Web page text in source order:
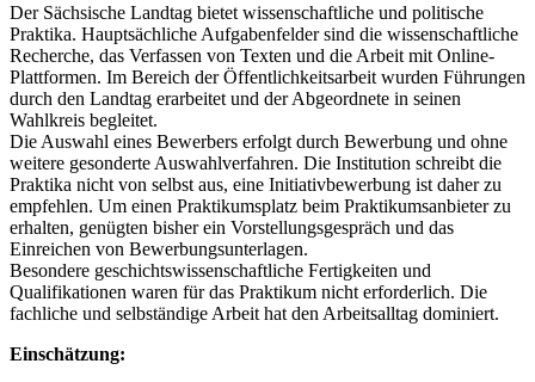
Der Sächsische Landtag bietet wissenschaftliche und politische
Praktika. Hauptsächliche Aufgabenfelder sind die wissenschaftliche
Recherche, das Verfassen von Texten und die Arbeit mit Online-
Plattformen. Im Bereich der Öffentlichkeitsarbeit wurden Führungen
durch den Landtag erarbeitet und der Abgeordnete in seinen
Wahlkreis begleitet.
Die Auswahl eines Bewerbers erfolgt durch Bewerbung und ohne
weitere gesonderte Auswahlverfahren. Die Institution schreibt die
Praktika nicht von selbst aus, eine Initiativbewerbung ist daher zu
empfehlen. Um einen Praktikumsplatz beim Praktikumsanbieter zu
erhalten, genügten bisher ein Vorstellungsgespräch und das
Einreichen von Bewerbungsunterlagen.
Besondere geschichtswissenschaftliche Fertigkeiten und
Qualifikationen waren für das Praktikum nicht erforderlich. Die
fachliche und selbständige Arbeit hat den Arbeitsalltag dominiert.
Einschätzung: